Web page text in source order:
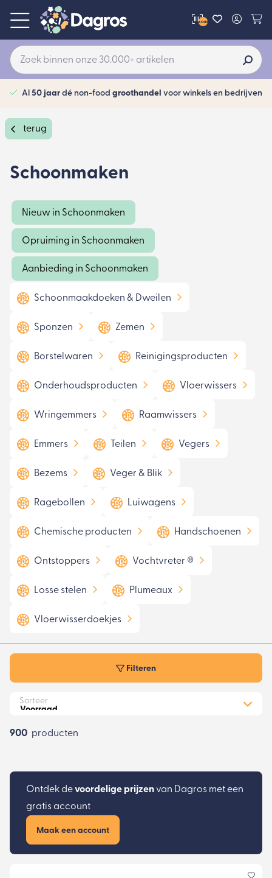
scan
Al 50 jaar dé non-food groothandel voor winkels en bedrijven
terug
Schoonmaken
Nieuw in Schoonmaken
Opruiming in Schoonmaken
Aanbieding in Schoonmaken
Schoonmaakdoeken & Dweilen
Sponzen Zemen
Borstelwaren Reinigingsproducten
Onderhoudsproducten Vloerwissers
Wringemmers Raamwissers
Emmers Teilen Vegers
Bezems Veger & Blik
Ragebollen Luiwagens
Chemische producten Handschoenen
Ontstoppers Vochtvreter ®
Losse stelen Plumeaux
Vloerwisserdoekjes
Filteren
Sorteer
900 producten
Ontdek devoordelige prijzen van Dagros met een
gratis account
Maak een account